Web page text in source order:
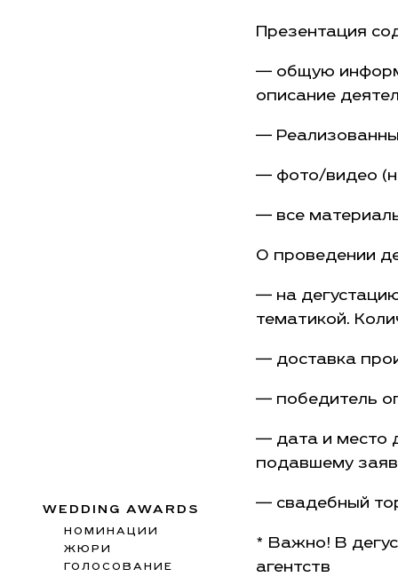
Презентация
— общую
описание
—
— фото/видео
— все
О проведении
— на
тематикой.
— доставка
— победитель
— дата и место
подавшему
— свадебный
* Важно! В
агентств
WEDDING AWARDS
НОМИНАЦИИ
ЖЮРИ
ГОЛОСОВАНИЕ